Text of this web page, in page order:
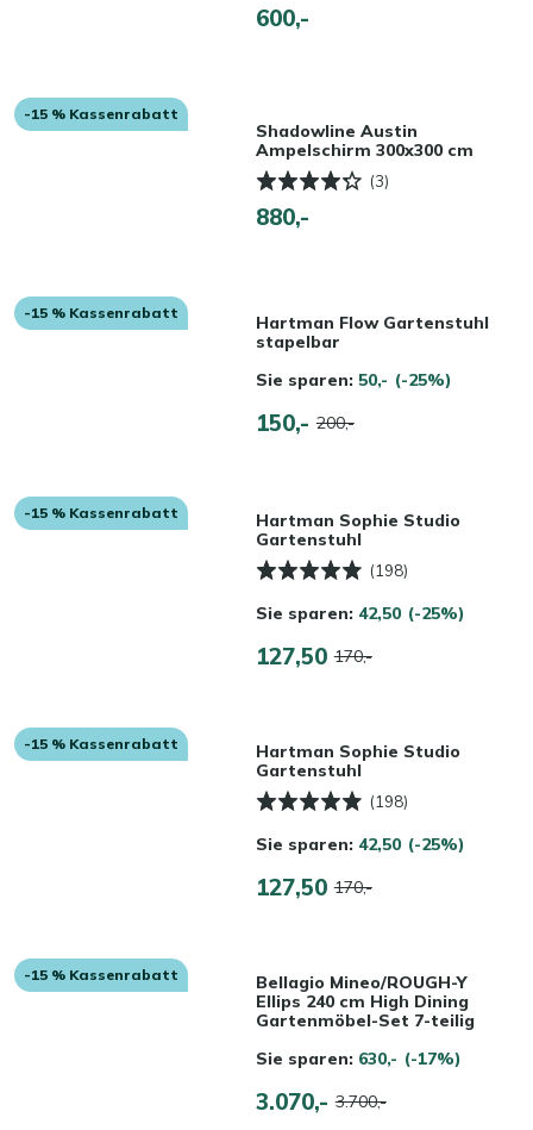
600,-
-15 % Kassenrabatt
Shadowline Austin
Ampelschirm 300x300 cm
(3)
880,-
-15 % Kassenrabatt
Hartman Flow Gartenstuhl
stapelbar
Sie sparen: 50,- (-25%)
150,- 200,-
-15 % Kassenrabatt
Hartman Sophie Studio
Gartenstuhl
(198)
Sie sparen: 42,50 (-25%)
127,50 170,-
-15 % Kassenrabatt
Hartman Sophie Studio
Gartenstuhl
(198)
Sie sparen: 42,50 (-25%)
127,50 170,-
-15 % Kassenrabatt
Bellagio Mineo/ROUGH-Y
Ellips 240 cm High Dining
Gartenmöbel-Set 7-teilig
Sie sparen: 630,- (-17%)
3.070,- 3.700,-